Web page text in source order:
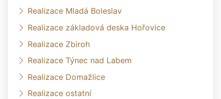
Realizace Mladá Boleslav
Realizace základová deska Hořovice
Realizace Zbiroh
Realizace Týnec nad Labem
Realizace Domažlice
Realizace ostatní